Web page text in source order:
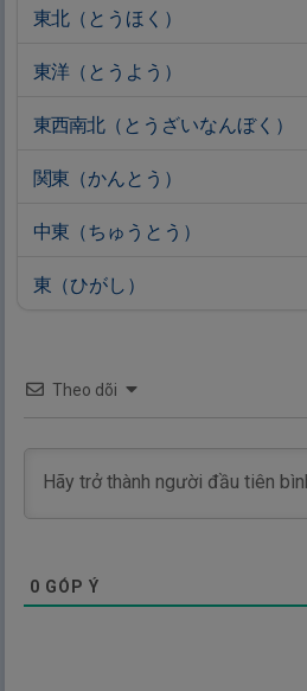
東北
Nghĩa: Phương bắc, hướng Bắc,
（とうほく）
東洋（とうよう）
東西南北
Nghĩa: Phương bắc, hướng Bắc,
（とうざいなんぼく）
関東（かんとう）
中東（ちゅうとう）
東（ひがし）
Theo dõi
0 GÓP Ý